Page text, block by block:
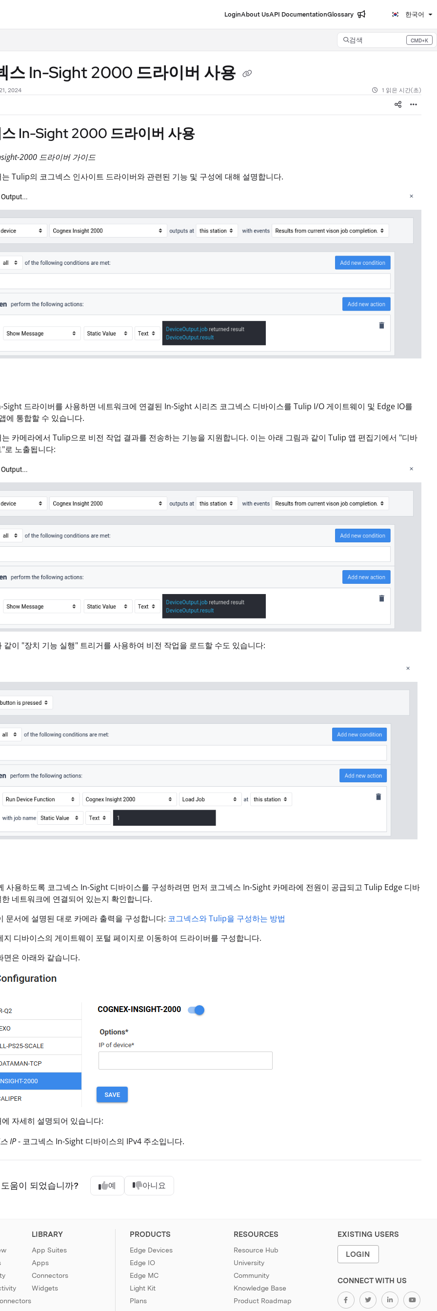
LoginAbout UsAPI DocumentationGlossary 한국어
검색 CMD+K
Press CMD+K to open search
스 In-Sight 2000 드라이버 사용
2024 1 읽은 시간(초)
In-Sight 2000 드라이버 사용
2000 드라이버 가이드
Tulip의 코그넥스 인사이트 드라이버와 관련된 기능 및 구성에 대해 설명합니다.
Sight 드라이버를 사용하면 네트워크에 연결된 In-Sight 시리즈 코그넥스 디바이스를 Tulip I/O 게이트웨이 및 Edge IO를
에 통합할 수 있습니다.
카메라에서 Tulip으로 비전 작업 결과를 전송하는 기능을 지원합니다. 이는 아래 그림과 같이 Tulip 앱 편집기에서 "디바
로 노출됩니다:
같이 "장치 기능 실행" 트리거를 사용하여 비전 작업을 로드할 수도 있습니다:
사용하도록 코그넥스 In-Sight 디바이스를 구성하려면 먼저 코그넥스 In-Sight 카메라에 전원이 공급되고 Tulip Edge 디바
네트워크에 연결되어 있는지 확인합니다.
문서에 설명된 대로 카메라 출력을 구성합니다: 코그넥스와 Tulip을 구성하는 방법
지 디바이스의 게이트웨이 포털 페이지로 이동하여 드라이버를 구성합니다.
면은 아래와 같습니다.
자세히 설명되어 있습니다:
IP- 코그넥스 In-Sight 디바이스의 IPv4 주소입니다.
움이 되었습니까? 예 아니요
LIBRARY
App Suites
Apps
Connectors
Widgets
PRODUCTS
Edge Devices
Edge IO
Edge MC
Light Kit
Plans
RESOURCES
Resource Hub
University
Community
Knowledge Base
Product Roadmap
EXISTING USERS
LOGIN
CONNECT WITH US